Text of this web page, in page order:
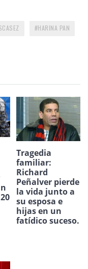
HARINA PAN
Tragedia
familiar:
Richard
Peñalver pierde
la vida junto a
su esposa e
hijas en un
fatídico suceso.